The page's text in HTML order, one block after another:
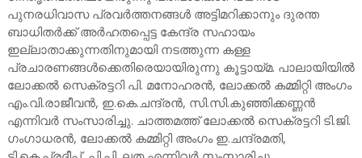
പുനരധിവാസ പ്രവർത്തനങ്ങൾ അട്ടിമറിക്കാനും ദുരന്ത
ബാധിതർക്ക് അർഹതപ്പെട്ട കേന്ദ്ര സഹായം
ഇല്ലാതാക്കുന്നതിനുമായി നടത്തുന്ന കള്ള
പ്രചാരണങ്ങൾക്കെതിരെയായിരുന്നു കൂട്ടായ്മ. പാലായിയിൽ
ലോക്കൽ സെക്രട്ടറി പി. മനോഹരൻ, ലോക്കൽ കമ്മിറ്റി അംഗം
എം.വി.രാജീവൻ, ഇ.കെ.ചന്ദ്രൻ, സി.സി.കുഞ്ഞിക്കണ്ണൻ
എന്നിവർ സംസാരിച്ചു. ചാത്തമത്ത് ലോക്കൽ സെക്രട്ടറി ടി.ജി.
ഗംഗാധരൻ, ലോക്കൽ കമ്മിറ്റി അംഗം ഇ.ചന്ദ്രമതി,